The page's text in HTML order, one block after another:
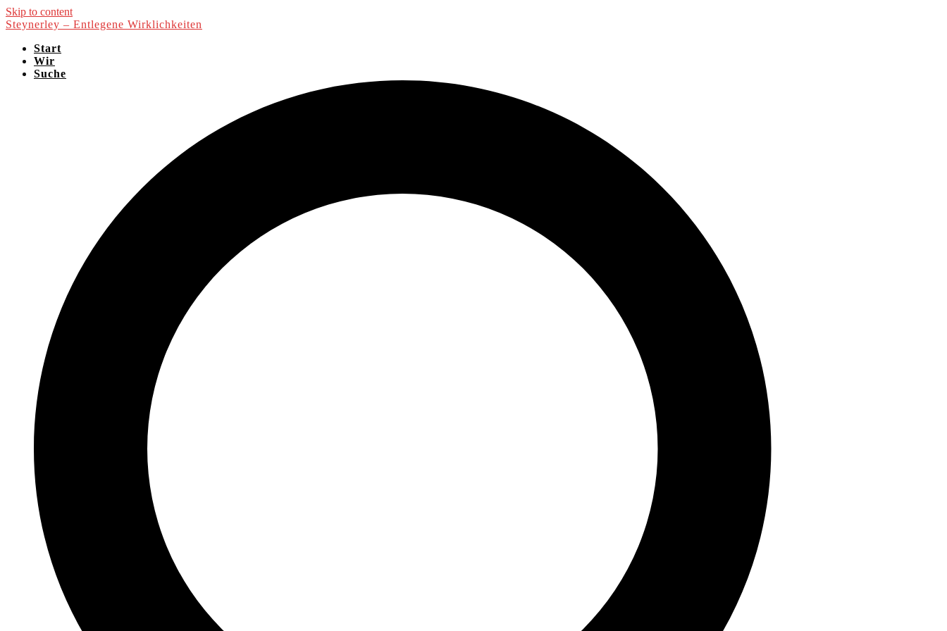
Skip to content
Steynerley – Entlegene Wirklichkeiten
Start
Wir
Suche